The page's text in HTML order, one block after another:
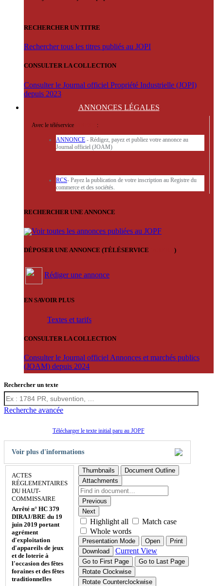
RECHERCHER UN TITRE
Rechercher tous les titres publiés au JOPI
CONSULTER LA COLLECTION
Consulter le Journal officiel Propriété Industrielle (JOPI)
depuis 2023
ANNONCES LÉGALES
Avec le téléservice :
ANNONCE - Rédigez, payez et publiez votre annonce au
Journal officiel (JOAM)
RCS- Payez la publication de votre inscription au Registre du
commerce et des sociétés.
RECHERCHER UNE ANNONCE
Voir toutes les annonces publiées au JOPF
DÉPOSER UNE ANNONCE (TÉLÉSERVICE )
Rédiger une annonce
EN SAVOIR PLUS
Textes et tarifs
CONSULTER LA COLLECTION
Consulter le Journal officiel Annonces et marchés publics
(JOAM) depuis 2024
Rechercher un texte
Recherche avancée
Télécharger le texte initial paru au JOPF
Voir plus d'informations
ACTES
RÉGLEMENTAIRES
DU HAUT-
COMMISSAIRE
Arrêté n° HC 379
DIRAJ/BRE du 19
juin 2019 portant
agrément
d'exploitation
d'appareils de jeux
et de loterie à
l'occasion des fêtes
foraines et des fêtes
traditionnelles
Thumbnails
Document Outline
Attachments
Previous
Next
Highlight all
Match case
Whole words
Presentation Mode Open
Print
Download
Current View
Go to First Page
Go to Last Page
Rotate Clockwise
Rotate Counterclockwise